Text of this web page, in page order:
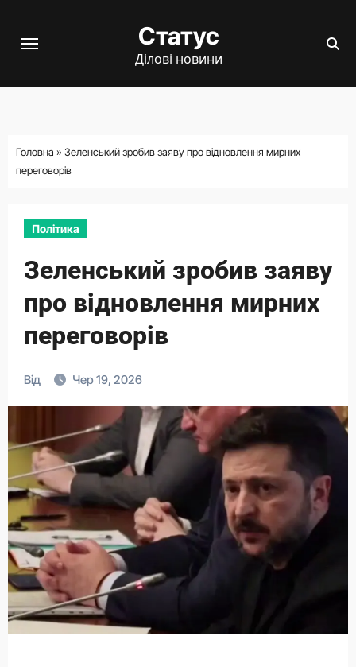
Статус
Ділові новини
Головна » Зеленський зробив заяву про відновлення мирних
переговорів
Політика
Зеленський зробив заяву
про відновлення мирних
переговорів
Від Чер 19, 2026